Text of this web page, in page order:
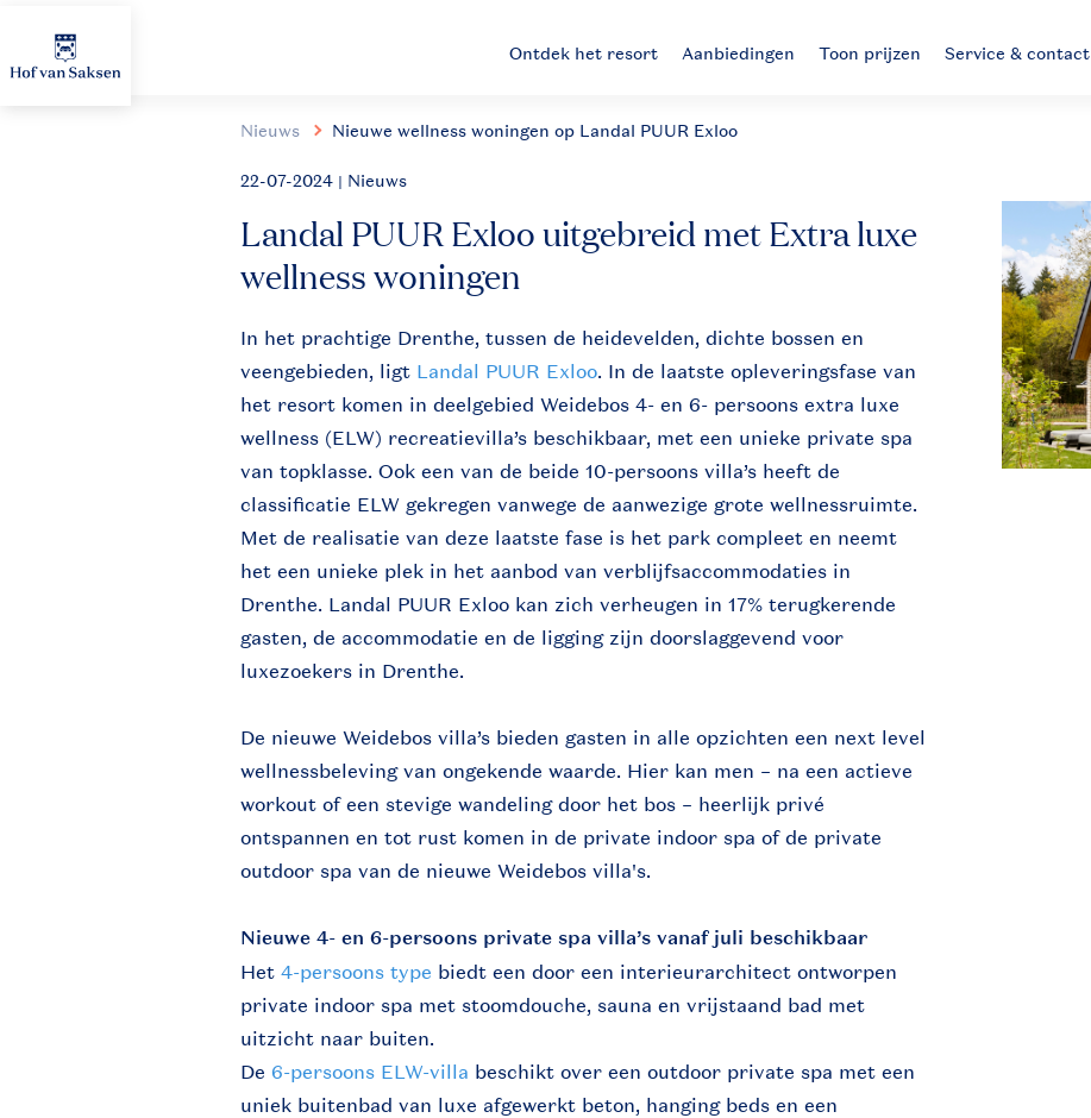
Ontdek het resort Aanbiedingen Toon prijzen Service & contact
Nieuws Nieuwe wellness woningen op Landal PUUR Exloo
22-07-2024 | Nieuws
Landal PUUR Exloo uitgebreid met Extra luxe
wellness woningen
In het prachtige Drenthe, tussen de heidevelden, dichte bossen en
veengebieden, ligt Landal PUUR Exloo. In de laatste opleveringsfase van
het resort komen in deelgebied Weidebos 4- en 6- persoons extra luxe
wellness (ELW) recreatievilla’s beschikbaar, met een unieke private spa
van topklasse. Ook een van de beide 10-persoons villa’s heeft de
classificatie ELW gekregen vanwege de aanwezige grote wellnessruimte.
Met de realisatie van deze laatste fase is het park compleet en neemt
het een unieke plek in het aanbod van verblijfsaccommodaties in
Drenthe. Landal PUUR Exloo kan zich verheugen in 17% terugkerende
gasten, de accommodatie en de ligging zijn doorslaggevend voor
luxezoekers in Drenthe.
De nieuwe Weidebos villa’s bieden gasten in alle opzichten een next level
wellnessbeleving van ongekende waarde. Hier kan men – na een actieve
workout of een stevige wandeling door het bos – heerlijk privé
ontspannen en tot rust komen in de private indoor spa of de private
outdoor spa van de nieuwe Weidebos villa's.
Nieuwe 4- en 6-persoons private spa villa’s vanaf juli beschikbaar
Het 4-persoons type biedt een door een interieurarchitect ontworpen
private indoor spa met stoomdouche, sauna en vrijstaand bad met
uitzicht naar buiten.
De 6-persoons ELW-villa beschikt over een outdoor private spa met een
uniek buitenbad van luxe afgewerkt beton, hanging beds en een